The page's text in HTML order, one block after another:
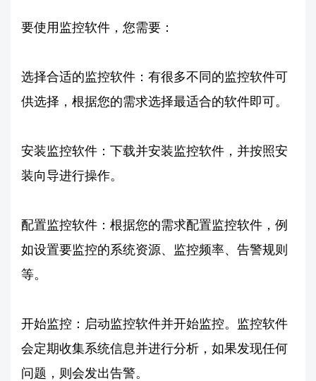
要使用监控软件，您需要：
选择合适的监控软件：有很多不同的监控软件可
供选择，根据您的需求选择最适合的软件即可。
安装监控软件：下载并安装监控软件，并按照安
装向导进行操作。
配置监控软件：根据您的需求配置监控软件，例
如设置要监控的系统资源、监控频率、告警规则
等。
开始监控：启动监控软件并开始监控。监控软件
会定期收集系统信息并进行分析，如果发现任何
问题，则会发出告警。